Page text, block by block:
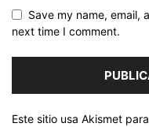
Save my name, email,
next time I comment.
Este sitio usa Akismet